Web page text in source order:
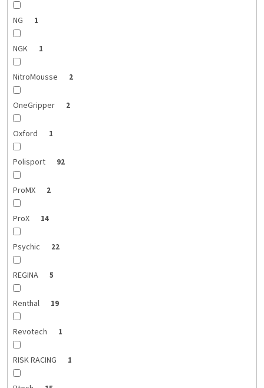
NG 1
NGK 1
NitroMousse 2
OneGripper 2
Oxford 1
Polisport 92
ProMX 2
ProX 14
Psychic 22
REGINA 5
Renthal 19
Revotech 1
RISK RACING 1